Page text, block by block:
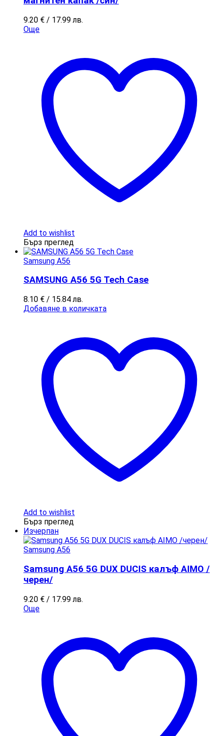
9.20 € / 17.99 лв.
Още
Add to wishlist
Бърз преглед
Samsung A56
SAMSUNG A56 5G Tech Case
8.10 € / 15.84 лв.
Добавяне в количката
Add to wishlist
Бърз преглед
Изчерпан
Samsung A56
Samsung A56 5G DUX DUCIS калъф AIMO /
черен/
9.20 € / 17.99 лв.
Още